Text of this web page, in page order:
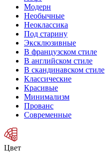
Модерн
Необычные
Неоклассика
Под старину
Эксклюзивные
В французском стиле
В английском стиле
В скандинавском стиле
Классические
Красивые
Минимализм
Прованс
Современные
Цвет